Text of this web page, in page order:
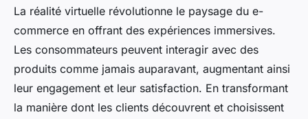
La réalité virtuelle révolutionne le paysage du e-
commerce en offrant des expériences immersives.
Les consommateurs peuvent interagir avec des
produits comme jamais auparavant, augmentant ainsi
leur engagement et leur satisfaction. En transformant
la manière dont les clients découvrent et choisissent